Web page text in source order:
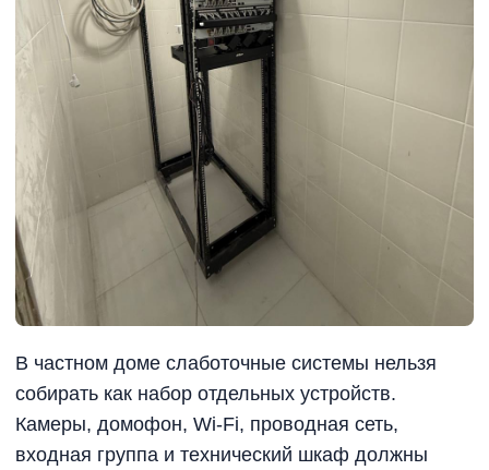
В частном доме слаботочные системы нельзя
собирать как набор отдельных устройств.
Камеры, домофон, Wi-Fi, проводная сеть,
входная группа и технический шкаф должны